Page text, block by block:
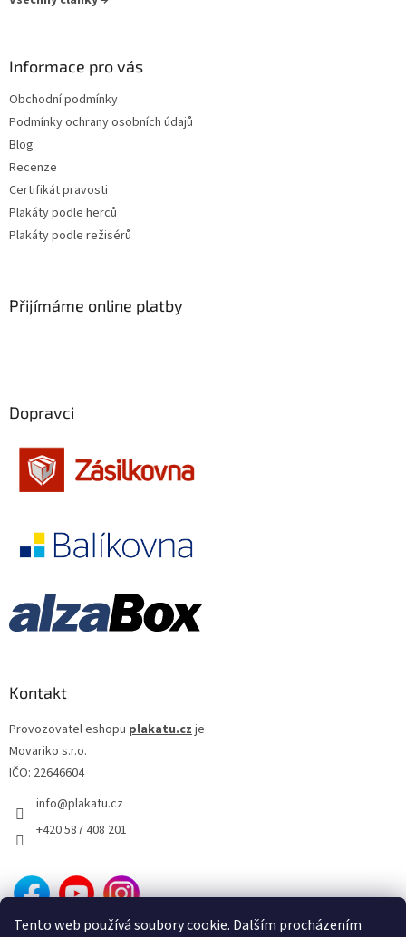
Tento web používá soubory cookie. Dalším procházením
Informace pro vás
Obchodní podmínky
Podmínky ochrany osobních údajů
Blog
Recenze
Certifikát pravosti
Plakáty podle herců
Plakáty podle režisérů
Přijímáme online platby
Dopravci
Kontakt
Provozovatel eshopu plakatu.czje
Movariko s.r.o.
IČO: 22646604
info@plakatu.cz
+420 587 408 201